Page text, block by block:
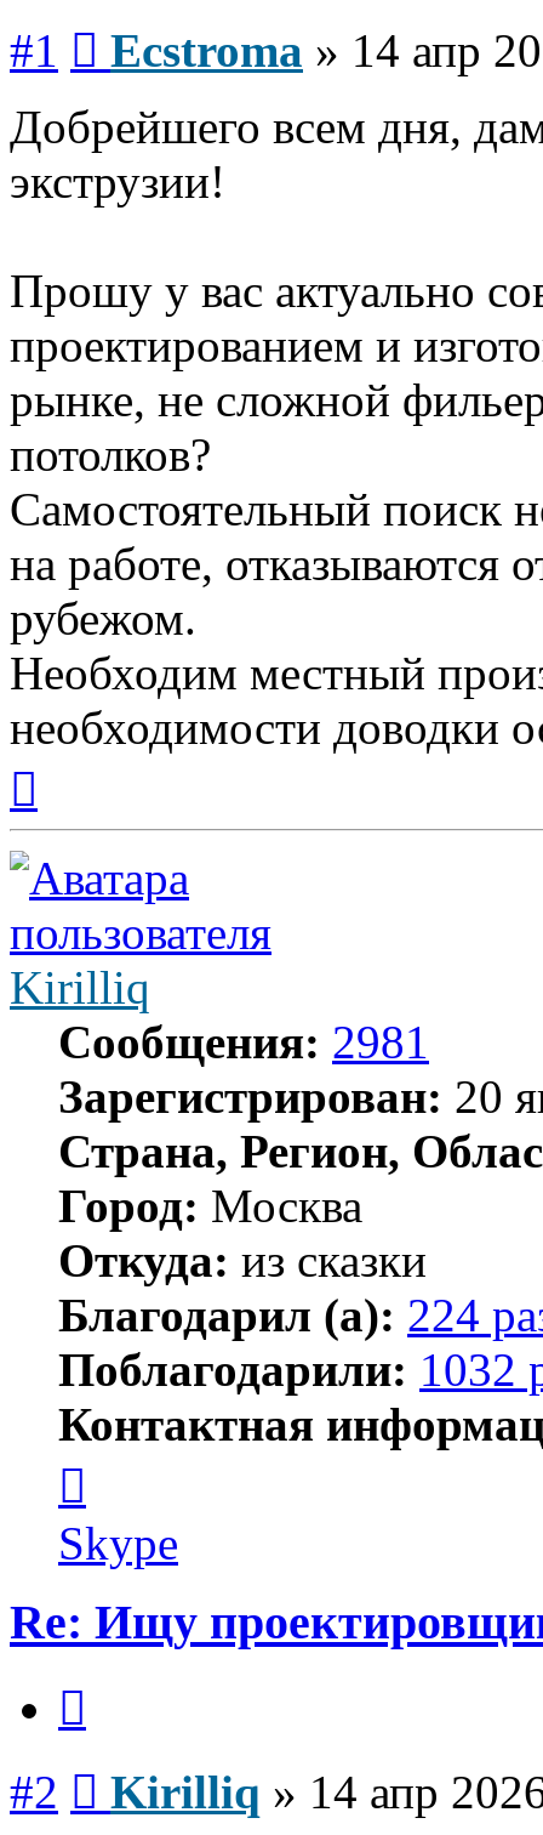
#1 Ecstroma » 14 апр
Добрейшего всем дня,
экструзии!
Прошу у вас актуально
проектированием и
рынке, не сложной
потолков?
Самостоятельный поиск
на работе, отказываются
рубежом.
Необходим местный
необходимости доводки
началу
Kirilliq
Сообщения: 2981
Зарегистрирован: 20
Страна, Регион,
Город: Москва
Откуда: из сказки
Благодарил (а): 224
Поблагодарили: 1032
Контактная
пользователя
Kirilliq
Skype
Re: Ищу
#2 Kirilliq » 14 апр